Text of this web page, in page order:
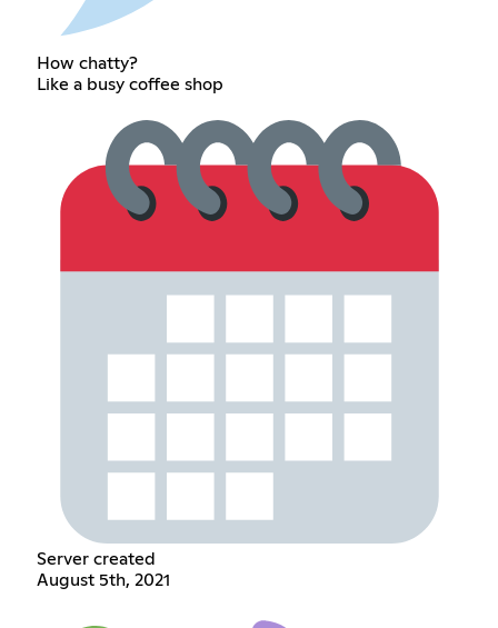
How chatty?
Like a busy coffee shop
Server created
August 5th, 2021